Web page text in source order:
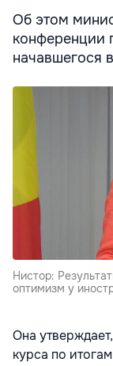
Об этом
конференции
начавшегося
Нистор:
оптимизм у
Она
курса по